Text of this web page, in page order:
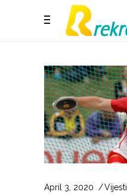
April 3, 2020
Vijesti